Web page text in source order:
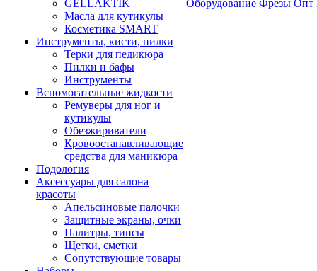
GELLAKTIK
Масла для кутикулы
Косметика SMART
Инструменты, кисти, пилки
Терки для педикюра
Пилки и бафы
Инструменты
Вспомогательные жидкости
Ремуверы для ног и
кутикулы
Обезжириватели
Кровоостанавливающие
средства для маникюра
Подология
Аксессуары для салона
красоты
Апельсиновые палочки
Защитные экраны, очки
Палитры, типсы
Щетки, сметки
Сопутствующие товары
Оборудование Фрезы Опт